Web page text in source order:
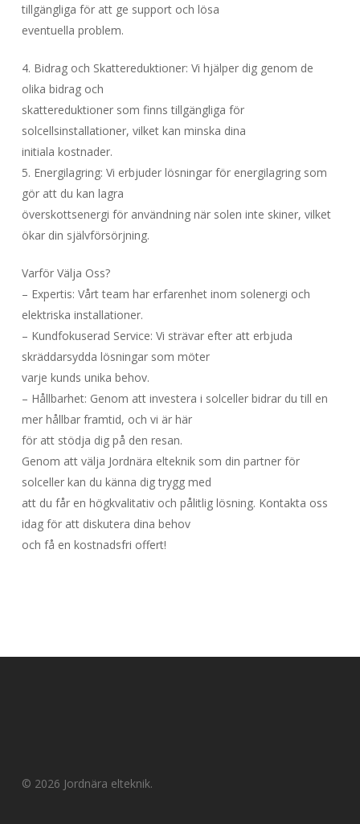
tillgängliga för att ge support och lösa
eventuella problem.
4. Bidrag och Skattereduktioner: Vi hjälper dig genom de
olika bidrag och
skattereduktioner som finns tillgängliga för
solcellsinstallationer, vilket kan minska dina
initiala kostnader.
5. Energilagring: Vi erbjuder lösningar för energilagring som
gör att du kan lagra
överskottsenergi för användning när solen inte skiner, vilket
ökar din självförsörjning.
Varför Välja Oss?
– Expertis: Vårt team har erfarenhet inom solenergi och
elektriska installationer.
– Kundfokuserad Service: Vi strävar efter att erbjuda
skräddarsydda lösningar som möter
varje kunds unika behov.
– Hållbarhet: Genom att investera i solceller bidrar du till en
mer hållbar framtid, och vi är här
för att stödja dig på den resan.
Genom att välja Jordnära elteknik som din partner för
solceller kan du känna dig trygg med
att du får en högkvalitativ och pålitlig lösning. Kontakta oss
idag för att diskutera dina behov
och få en kostnadsfri offert!
© 2026 Jordnära elteknik.